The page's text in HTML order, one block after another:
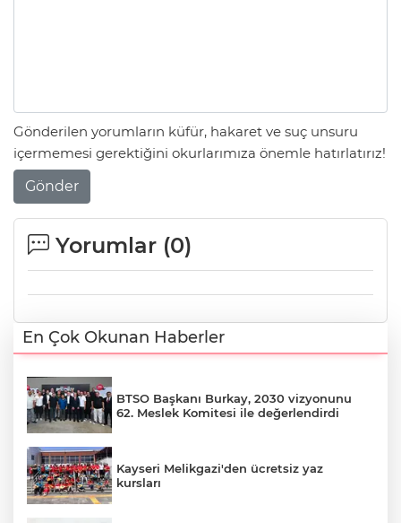
Gönderilen yorumların küfür, hakaret ve suç unsuru
içermemesi gerektiğini okurlarımıza önemle hatırlatırız!
Gönder
Yorumlar (0)
En Çok Okunan Haberler
BTSO Başkanı Burkay, 2030 vizyonunu
62. Meslek Komitesi ile değerlendirdi
Kayseri Melikgazi'den ücretsiz yaz
kursları